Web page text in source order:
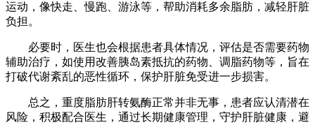
运动，像快走、慢跑、游泳等，帮助消耗多余脂肪，减轻肝脏
负担。
必要时，医生也会根据患者具体情况，评估是否需要药物
辅助治疗，如使用改善胰岛素抵抗的药物、调脂药物等，旨在
打破代谢紊乱的恶性循环，保护肝脏免受进一步损害。
总之，重度脂肪肝转氨酶正常并非无事，患者应认清潜在
风险，积极配合医生，通过长期健康管理，守护肝脏健康，避